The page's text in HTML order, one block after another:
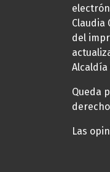
Claudia
del
Alcaldía
Queda
Las